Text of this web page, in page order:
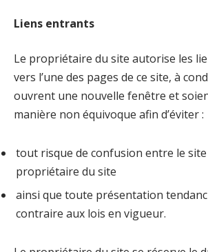
Liens entrants
Le propriétaire du site autorise les
vers l’une des pages de ce site, à
ouvrent une nouvelle fenêtre et
manière non équivoque afin d’éviter :
tout risque de confusion entre le
propriétaire du site
ainsi que toute présentation
contraire aux lois en vigueur.